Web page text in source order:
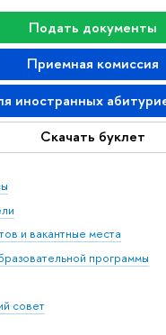
Подать документы
Приемная комиссия
иностранных
Скачать буклет
и вакантные места
программы
совет